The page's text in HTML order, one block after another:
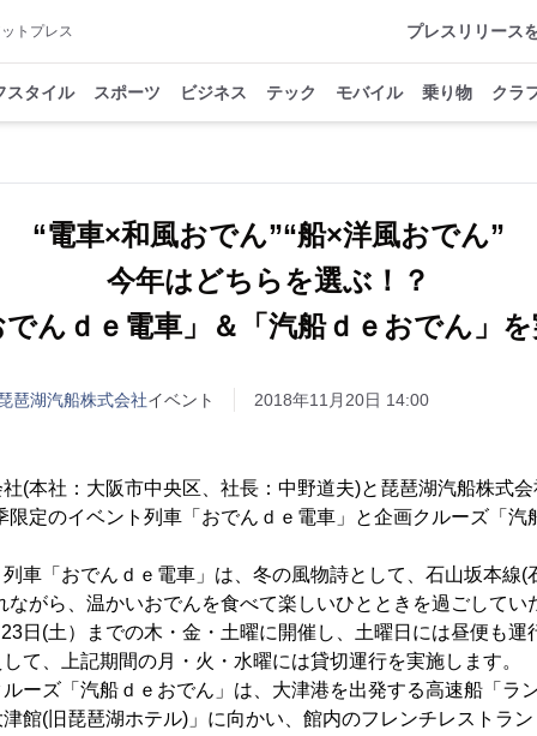
トプレス プレスリリース
スタイル スポーツ ビジネス テック モバイル 乗り物 クラ
“電車×和風おでん”“船×洋風おでん”
今年はどちらを選ぶ！？
んｄｅ電車」＆「汽船ｄｅおでん」
琶湖汽船株式会社イベント 2018年11月20日 14:00
本社：大阪市中央区、社長：中野道夫)と琵琶湖汽船株式会
限定のイベント列車「おでんｄｅ電車」と企画クルーズ「汽
「おでんｄｅ電車」は、冬の風物詩として、石山坂本線(
ながら、温かいおでんを食べて楽しいひとときを過ごしてい
日(土）までの木・金・土曜に開催し、土曜日には昼便も運
て、上記期間の月・火・水曜には貸切運行を実施します。
ズ「汽船ｄｅおでん」は、大津港を出発する高速船「ラ
館(旧琵琶湖ホテル)」に向かい、館内のフレンチレストラ